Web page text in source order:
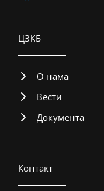
ЦЗКБ
О нама
Вести
Документа
Контакт